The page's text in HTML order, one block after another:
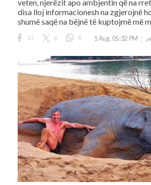
veten, njerëzit apo ambjentin që na
disa lloj informacionesh na zgjerojnë
shumë saqë na bëjnë të kuptojmë më
13 8 8 1 Aug, 05:32 PM